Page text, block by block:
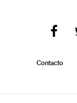
Contacto